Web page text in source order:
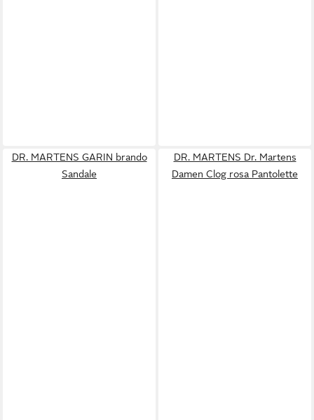
DR. MARTENS GARIN brando
Sandale
DR. MARTENS Dr. Martens
Damen Clog rosa Pantolette